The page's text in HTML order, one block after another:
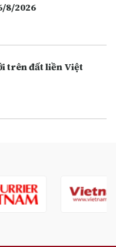
8/2026
trên đất liền Việt